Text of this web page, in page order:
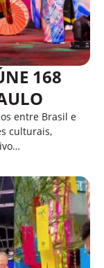
168
entre Brasil e
culturais,